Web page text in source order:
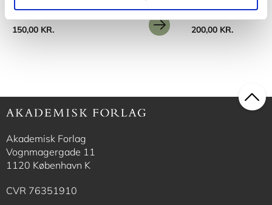
150,00 KR. 200,00 KR.
Akademisk Forlag
Vognmagergade 11
1120 København K
CVR 76351910